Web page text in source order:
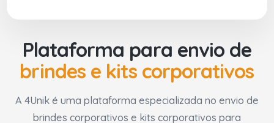
Plataforma para envio de
brindes e kits corporativos
A 4Unik é uma plataforma especializada no envio de
brindes corporativos e kits corporativos para